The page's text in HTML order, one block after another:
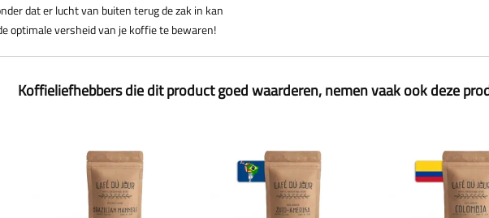
dat er lucht van buiten terug de zak in kan
optimale versheid van je koffie te bewaren!
Koffieliefhebbers die dit product goed waarderen, nemen vaak ook deze